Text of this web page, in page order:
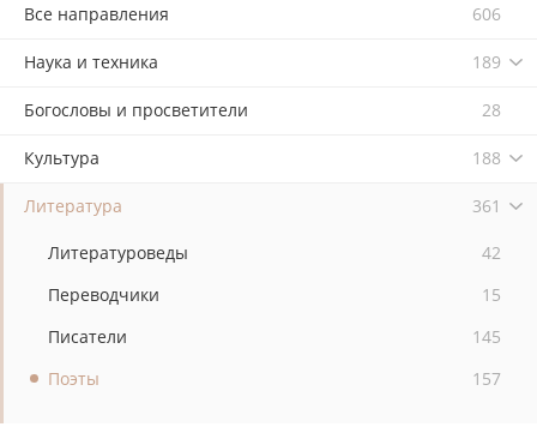
Все направления 606
Наука и техника 189
Богословы и просветители 28
Культура 188
Литература 361
Литературоведы
42
Переводчики
15
Писатели
145
Поэты
157